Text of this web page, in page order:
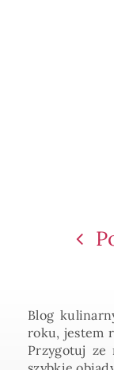
Blog
roku, jestem
Przygotuj ze